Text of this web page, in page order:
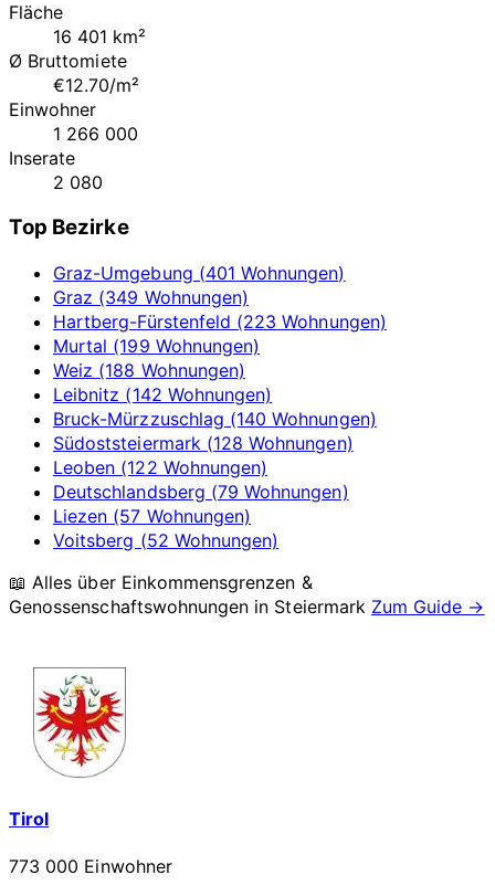
Fläche
16 401 km²
Ø Bruttomiete
€12.70/m²
Einwohner
1 266 000
Inserate
2 080
Top Bezirke
Graz-Umgebung (401 Wohnungen)
Graz (349 Wohnungen)
Hartberg-Fürstenfeld (223 Wohnungen)
Murtal (199 Wohnungen)
Weiz (188 Wohnungen)
Leibnitz (142 Wohnungen)
Bruck-Mürzzuschlag (140 Wohnungen)
Südoststeiermark (128 Wohnungen)
Leoben (122 Wohnungen)
Deutschlandsberg (79 Wohnungen)
Liezen (57 Wohnungen)
Voitsberg (52 Wohnungen)
📖 Alles über Einkommensgrenzen &
Genossenschaftswohnungen in Steiermark Zum Guide →
Tirol
773 000 Einwohner